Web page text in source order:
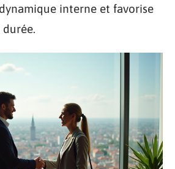
interne et favorise